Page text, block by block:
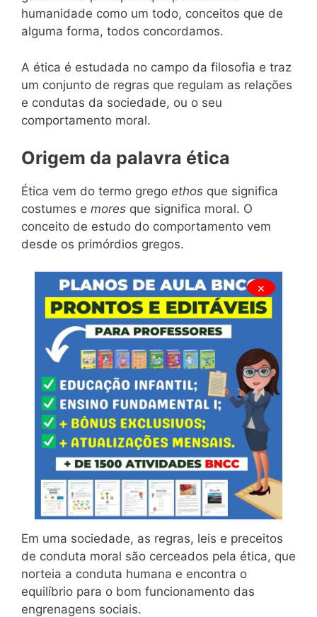
humanidade como um todo, conceitos que de
alguma forma, todos concordamos.
A ética é estudada no campo da filosofia e traz
um conjunto de regras que regulam as relações
e condutas da sociedade, ou o seu
comportamento moral.
Origem da palavra ética
Ética vem do termo grego ethos que significa
costumes e mores que significa moral. O
conceito de estudo do comportamento vem
desde os primórdios gregos.
×
Em uma sociedade, as regras, leis e preceitos
de conduta moral são cerceados pela ética, que
norteia a conduta humana e encontra o
equilíbrio para o bom funcionamento das
engrenagens sociais.